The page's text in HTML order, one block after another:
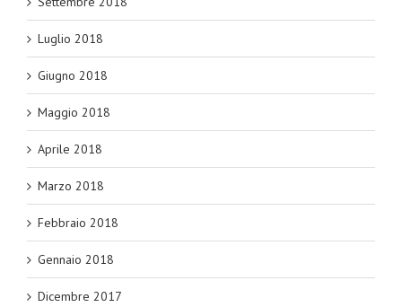
Luglio 2018
Giugno 2018
Maggio 2018
Aprile 2018
Marzo 2018
Febbraio 2018
Gennaio 2018
Dicembre 2017